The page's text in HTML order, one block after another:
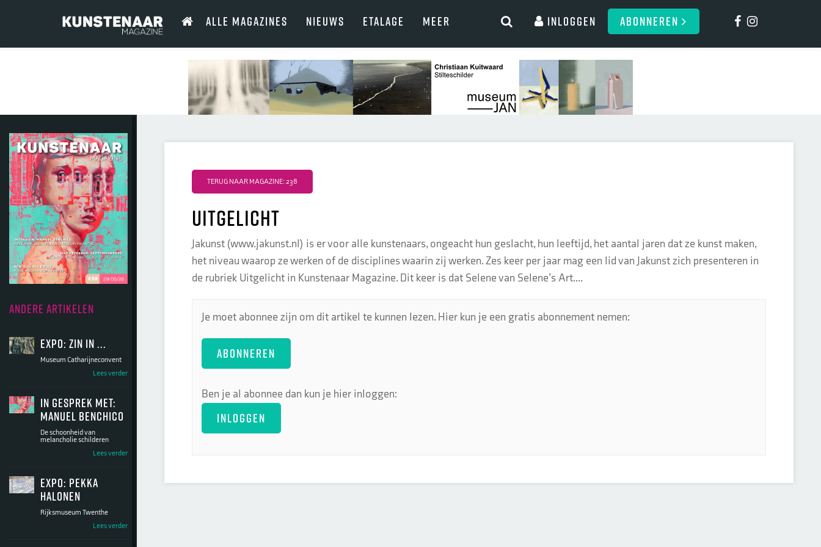
ALLE MAGAZINES NIEUWS ETALAGE MEER Inloggen ABONNEREN
ANDERE ARTIKELEN
Expo: Zin in ...
Museum Catharijneconvent
Lees verder
In gesprek met:
Manuel Benchico
De schoonheid van
melancholie schilderen
Lees verder
Expo: Pekka
Halonen
Rijksmuseum Twenthe
Lees verder
TERUG NAAR MAGAZINE: 238
Uitgelicht
Jakunst (www.jakunst.nl) is er voor alle kunstenaars, ongeacht hun geslacht, hun leeftijd, het aantal jaren dat ze kunst maken,
het niveau waarop ze werken of de disciplines waarin zij werken. Zes keer per jaar mag een lid van Jakunst zich presenteren in
de rubriek Uitgelicht in Kunstenaar Magazine. Dit keer is dat Selene van Selene’s Art....
Je moet abonnee zijn om dit artikel te kunnen lezen. Hier kun je een gratis abonnement nemen:
ABONNEREN
Ben je al abonnee dan kun je hier inloggen:
INLOGGEN